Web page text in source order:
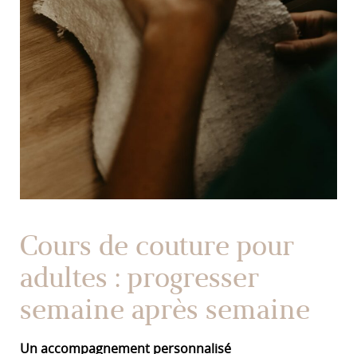
Cours de couture pour
adultes : progresser
semaine après semaine
Un accompagnement personnalisé